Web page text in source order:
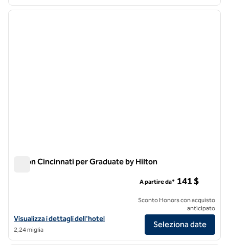
1/12
1 di 12
Hilton Cincinnati per Graduate by Hilton
Visualizza i dettagli dell'hotel Graduate by Hilton Cincinnati
Visualizza i dettagli dell'hotel
2,24 miglia
A partire da* 141 $
Sconto Honors con acquisto
anticipato
Seleziona date
1/13